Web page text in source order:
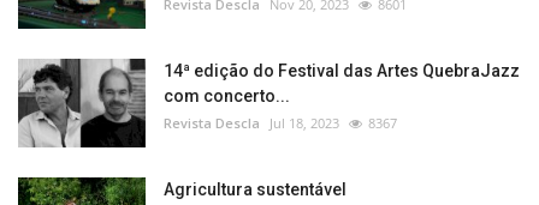
Revista Descla Nov 20, 2023 8601
14ª edição do Festival das Artes QuebraJazz
com concerto...
Revista Descla Jul 18, 2023 8367
Agricultura sustentável